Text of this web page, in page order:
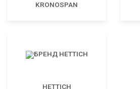
KRONOSPAN
HETTICH